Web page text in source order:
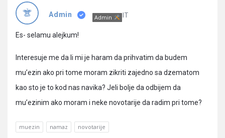
Pitanja
Admin Admin IT
Es- selamu alejkum!
Interesuje me da li mi je haram da prihvatim da budem
mu’ezin ako pri tome moram zikriti zajedno sa dzematom
kao sto je to kod nas navika? Jeli bolje da odbijem da
mu’ezinim ako moram i neke novotarije da radim pri tome?
muezin namaz novotarije